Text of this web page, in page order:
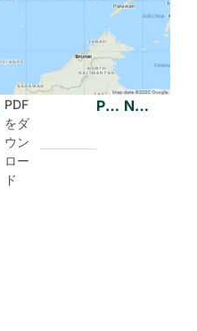
PDF
をダ
ウン
ロー
ド
Previous Next